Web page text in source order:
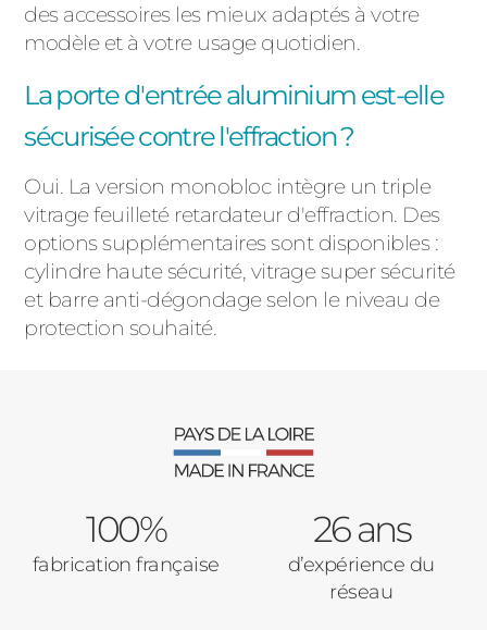
des accessoires les mieux adaptés à votre
modèle et à votre usage quotidien.
La porte d'entrée aluminium est-elle
sécurisée contre l'effraction ?
Oui. La version monobloc intègre un triple
vitrage feuilleté retardateur d'effraction. Des
options supplémentaires sont disponibles :
cylindre haute sécurité, vitrage super sécurité
et barre anti-dégondage selon le niveau de
protection souhaité.
100%
fabrication française
26 ans
d’expérience du
réseau